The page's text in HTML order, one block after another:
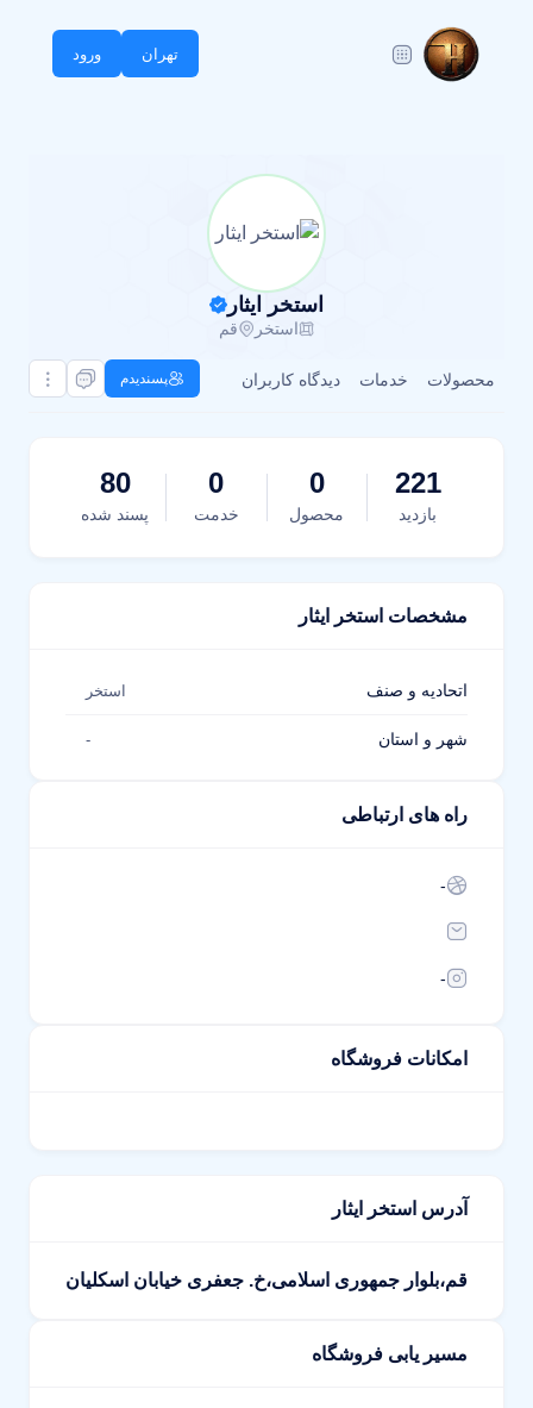
تهران ورود
استخر ایثار
استخر قم
محصولات خدمات دیدگاه کاربران پسندیدم
221
بازدید
0
محصول
0
خدمت
80
پسند شده
مشخصات استخر ایثار
اتحادیه و صنف استخر
شهر و استان -
راه های ارتباطی
-
-
امکانات فروشگاه
آدرس استخر ایثار
قم،بلوار جمهوری اسلامی،خ. جعفری خیابان اسکلیان
مسیر یابی فروشگاه